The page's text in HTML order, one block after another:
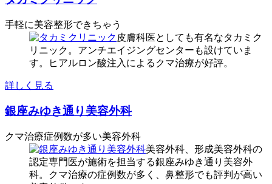
手軽に美容整形できちゃう
皮膚科医としても有名なタカミク
リニック。アンチエイジングセンターも設けていま
す。ヒアルロン酸注入によるクマ治療が好評。
詳しく見る
銀座みゆき通り美容外科
クマ治療症例数が多い美容外科
美容外科、形成美容外科の
認定専門医が施術を担当する銀座みゆき通り美容外
科。クマ治療の症例数が多く、鼻整形でも評判が高い